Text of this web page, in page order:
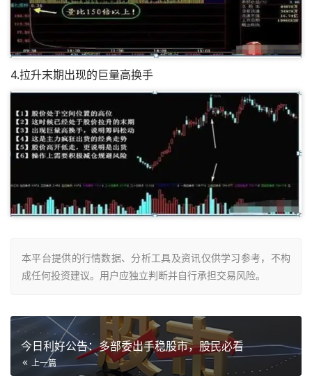
4.拉升末期出现的巨量高换手
本平台提供的行情数据、分析工具及资讯仅供学习参考，不构
成任何投资建议。用户应独立判断并自行承担交易风险。
今日利好公告：多部委出手稳股市，股民必看
上一篇